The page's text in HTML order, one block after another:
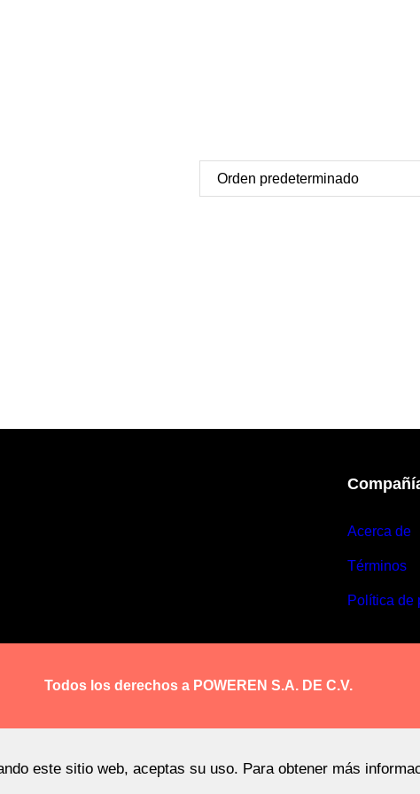
Acerca de
Términos
Política de
Todos los derechos a POWEREN S.A. DE C.V.
este sitio web, aceptas su uso. Para obtener más